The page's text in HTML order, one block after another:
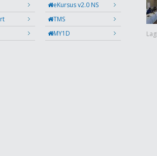
eKursus v2.0 NS
TMS
MY1D